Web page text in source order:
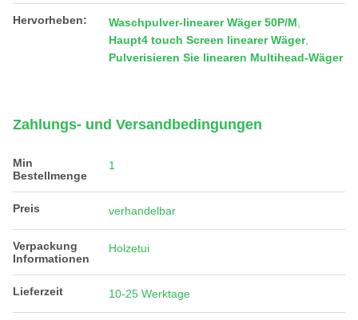
Hervorheben: Waschpulver-linearer Wäger 50P/M
Haupt4 touch Screen linearer Wäger,
Pulverisieren Sie linearen Multihead-Wäger
Zahlungs- und Versandbedingungen
Min
Bestellmenge
1
Preis verhandelbar
Verpackung
Informationen
Holzetui
Lieferzeit 10-25 Werktage